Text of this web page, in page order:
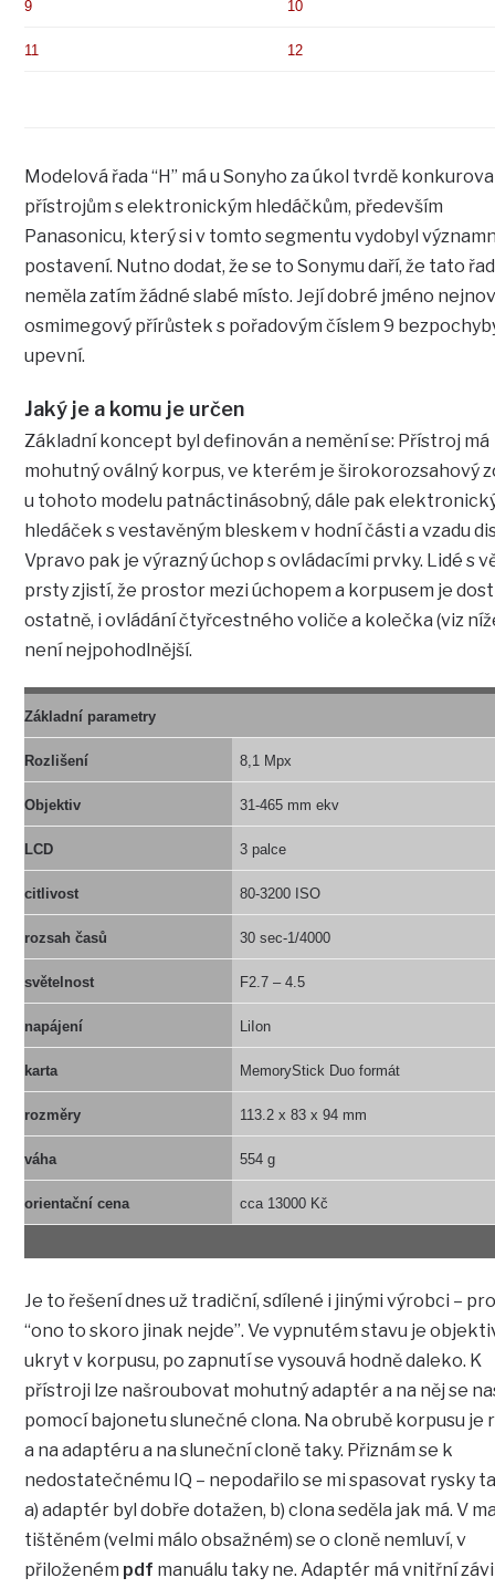
9 10
11 12
Modelová řada “H” má u Sonyho za úkol tvrdě
přístrojům s elektronickým hledáčkům, především
Panasonicu, který si v tomto segmentu vydobyl
postavení. Nutno dodat, že se to Sonymu daří, že tato
neměla zatím žádné slabé místo. Její dobré jméno
osmimegový přírůstek s pořadovým číslem 9
upevní.
Jaký je a komu je určen
Základní koncept byl definován a nemění se: Přístroj má
mohutný oválný korpus, ve kterém je širokorozsahový
u tohoto modelu patnáctinásobný, dále pak
hledáček s vestavěným bleskem v hodní části a vzadu
Vpravo pak je výrazný úchop s ovládacími prvky. Lidé s
prsty zjistí, že prostor mezi úchopem a korpusem je
ostatně, i ovládání čtyřcestného voliče a kolečka (viz
není nejpohodlnější.
Základní parametry
Rozlišení 8,1 Mpx
Objektiv 31-465 mm ekv
LCD 3 palce
citlivost 80-3200 ISO
rozsah časů 30 sec-1/4000
světelnost F2.7 – 4.5
napájení LiIon
karta MemoryStick Duo formát
rozměry 113.2 x 83 x 94 mm
váha 554 g
orientační cena cca 13000 Kč
Je to řešení dnes už tradiční, sdílené i jinými výrobci –
“ono to skoro jinak nejde”. Ve vypnutém stavu je
ukryt v korpusu, po zapnutí se vysouvá hodně daleko. K
přístroji lze našroubovat mohutný adaptér a na něj se
pomocí bajonetu slunečné clona. Na obrubě korpusu je
a na adaptéru a na sluneční cloně taky. Přiznám se k
nedostatečnému IQ – nepodařilo se mi spasovat rysky
a) adaptér byl dobře dotažen, b) clona seděla jak má. V
tištěném (velmi málo obsažném) se o cloně nemluví, v
přiloženém pdf manuálu taky ne. Adaptér má vnitřní